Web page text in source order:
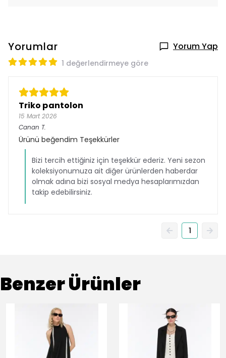
Yorumlar Yorum Yap
1 değerlendirmeye göre
Triko pantolon
15 Mart 2026
Canan T.
Ürünü beğendim Teşekkürler
Bizi tercih ettiğiniz için teşekkür ederiz. Yeni sezon
koleksiyonumuza ait diğer ürünlerden haberdar
olmak adına bizi sosyal medya hesaplarımızdan
takip edebilirsiniz.
1
Benzer Ürünler